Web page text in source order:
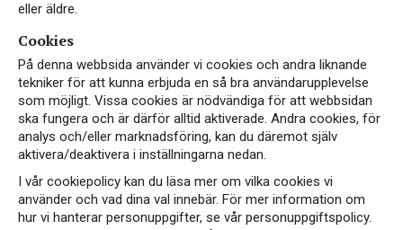
eller äldre.
Cookies
På denna webbsida använder vi cookies och andra liknande
tekniker för att kunna erbjuda en så bra användarupplevelse
som möjligt. Vissa cookies är nödvändiga för att webbsidan
ska fungera och är därför alltid aktiverade. Andra cookies, för
analys och/eller marknadsföring, kan du däremot själv
aktivera/deaktivera i inställningarna nedan.
I vår cookiepolicy kan du läsa mer om vilka cookies vi
använder och vad dina val innebär. För mer information om
hur vi hanterar personuppgifter, se vår personuppgiftspolicy.